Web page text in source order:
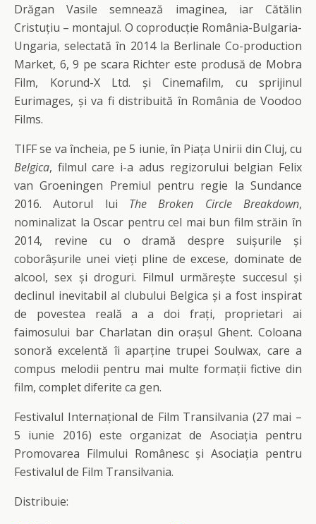
Drăgan Vasile semnează imaginea, iar Cătălin
Cristuțiu – montajul. O coproducție România-Bulgaria-
Ungaria, selectată în 2014 la Berlinale Co-production
Market, 6, 9 pe scara Richter este produsă de Mobra
Film, Korund-X Ltd. și Cinemafilm, cu sprijinul
Eurimages, și va fi distribuită în România de Voodoo
Films.
TIFF se va încheia, pe 5 iunie, în Piața Unirii din Cluj, cu
Belgica, filmul care i-a adus regizorului belgian Felix
van Groeningen Premiul pentru regie la Sundance
2016. Autorul lui The Broken Circle Breakdown,
nominalizat la Oscar pentru cel mai bun film străin în
2014, revine cu o dramă despre suișurile și
coborâșurile unei vieți pline de excese, dominate de
alcool, sex și droguri. Filmul urmărește succesul și
declinul inevitabil al clubului Belgica și a fost inspirat
de povestea reală a a doi frați, proprietari ai
faimosului bar Charlatan din orașul Ghent. Coloana
sonoră excelentă îi aparține trupei Soulwax, care a
compus melodii pentru mai multe formații fictive din
film, complet diferite ca gen.
Festivalul Internațional de Film Transilvania (27 mai –
5 iunie 2016) este organizat de Asociația pentru
Promovarea Filmului Românesc și Asociația pentru
Festivalul de Film Transilvania.
Distribuie: